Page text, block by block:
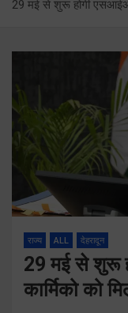
29 मई से शुरू होगी एसआईआर
राज्य ALL देहरादून
29 मई से शुरू
कार्मिको को